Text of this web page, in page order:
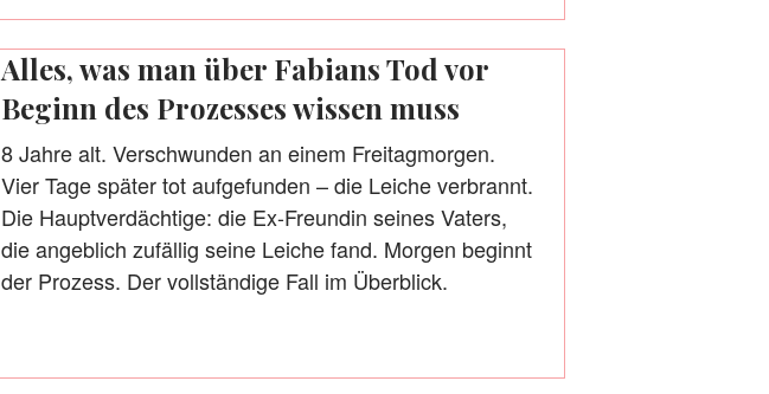
Alles, was man über Fabians Tod vor
Beginn des Prozesses wissen muss
8 Jahre alt. Verschwunden an einem Freitagmorgen.
Vier Tage später tot aufgefunden – die Leiche verbrannt.
Die Hauptverdächtige: die Ex-Freundin seines Vaters,
die angeblich zufällig seine Leiche fand. Morgen beginnt
der Prozess. Der vollständige Fall im Überblick.